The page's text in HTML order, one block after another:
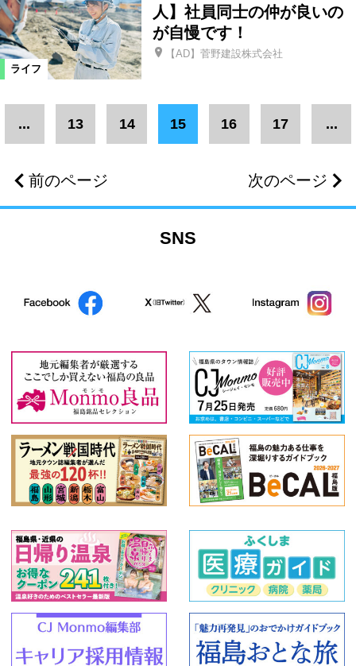
ライフ
人】社員同士の仲が良いの
が自慢です！
【AD】菅野建設株式会社
前のページ
... 13 14 15 16 17 ...
次のページ
SNS